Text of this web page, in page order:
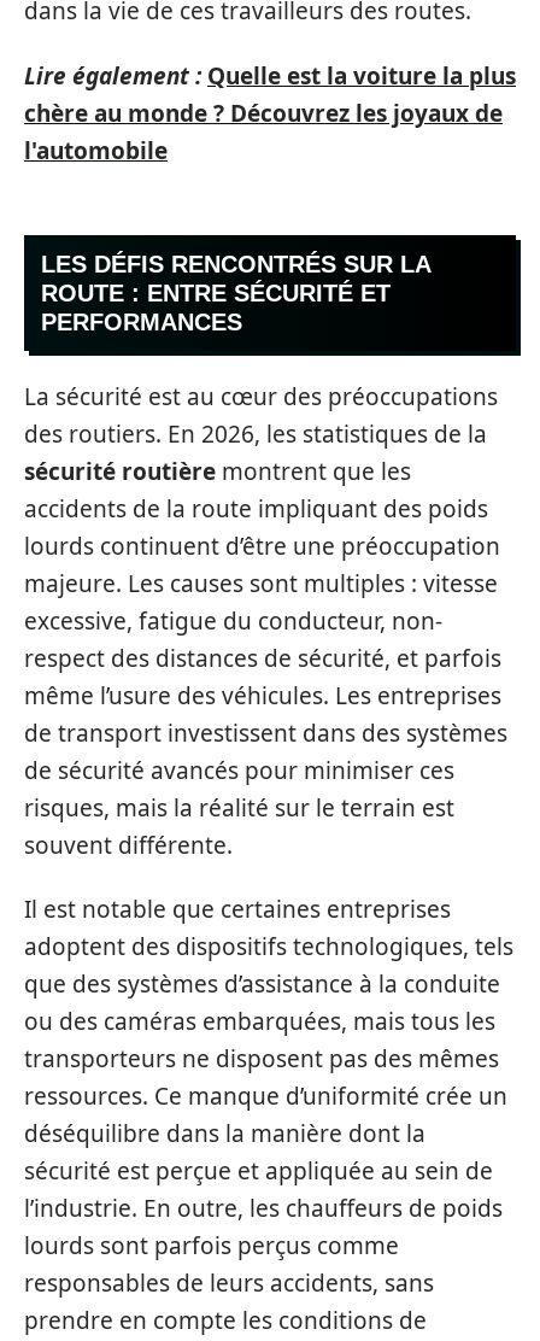
dans la vie de ces travailleurs des routes.
Lire également : Quelle est la voiture la plus
chère au monde ? Découvrez les joyaux de
l'automobile
LES DÉFIS RENCONTRÉS SUR LA
ROUTE : ENTRE SÉCURITÉ ET
PERFORMANCES
La sécurité est au cœur des préoccupations
des routiers. En 2026, les statistiques de la
sécurité routière montrent que les
accidents de la route impliquant des poids
lourds continuent d’être une préoccupation
majeure. Les causes sont multiples : vitesse
excessive, fatigue du conducteur, non-
respect des distances de sécurité, et parfois
même l’usure des véhicules. Les entreprises
de transport investissent dans des systèmes
de sécurité avancés pour minimiser ces
risques, mais la réalité sur le terrain est
souvent différente.
Il est notable que certaines entreprises
adoptent des dispositifs technologiques, tels
que des systèmes d’assistance à la conduite
ou des caméras embarquées, mais tous les
transporteurs ne disposent pas des mêmes
ressources. Ce manque d’uniformité crée un
déséquilibre dans la manière dont la
sécurité est perçue et appliquée au sein de
l’industrie. En outre, les chauffeurs de poids
lourds sont parfois perçus comme
responsables de leurs accidents, sans
prendre en compte les conditions de